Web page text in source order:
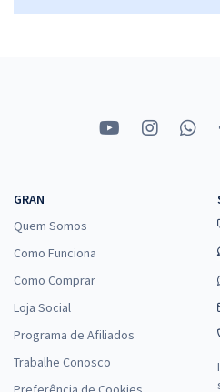
GRAN
Quem Somos
Como Funciona
Como Comprar
Loja Social
Programa de Afiliados
Trabalhe Conosco